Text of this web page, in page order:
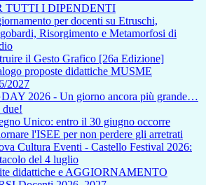
TUTTI I DIPENDENTI
per docenti su Etruschi,
Risorgimento e Metamorfosi di
il Gesto Grafico [26a Edizione]
proposte didattiche MUSME
2027
2026 - Un giorno ancora più grande…
due!
Unico: entro il 30 giugno occorre
l'ISEE per non perdere gli arretrati
Cultura Eventi - Castello Festival 2026:
del 4 luglio
didattiche e AGGIORNAMENTO